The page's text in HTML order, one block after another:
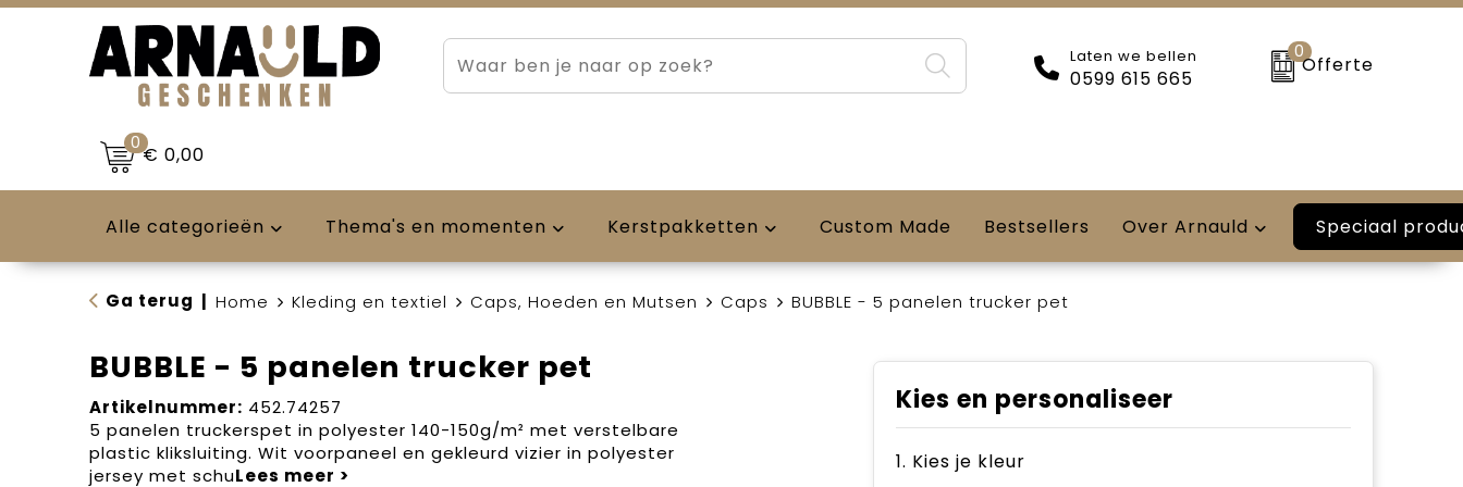
Laten we bellen
0599 615 665
0
Offerte
0€ 0,00
Alle categorieën Thema's en momenten Kerstpakketten Custom Made Bestsellers Over Arnauld Speciaal
Ga terug Home Kleding en textiel Caps, Hoeden en Mutsen Caps BUBBLE - 5 panelen trucker pet
BUBBLE - 5 panelen trucker pet
Artikelnummer: 452.74257
5 panelen truckerspet in polyester 140-150g/m² met verstelbare
plastic kliksluiting. Wit voorpaneel en gekleurd vizier in polyester
jersey met schu
Kies en personaliseer
1. Kies je kleur